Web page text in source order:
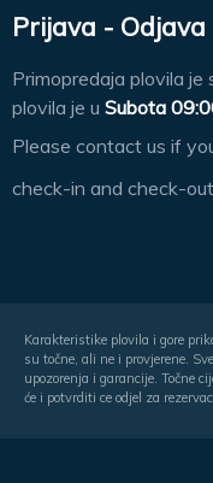
Prijava - Odjava
Primopredaja plovila je
plovila je u Subota
Please contact us if
check-in and check-
Karakteristike plovila i gore
su točne, ali ne i provjerene.
upozorenja i garancije. Točne
će i potvrditi ce odjel za